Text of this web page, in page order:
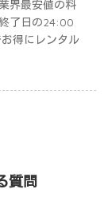
界最安値の料
了日の24:00
得にレンタル
質問